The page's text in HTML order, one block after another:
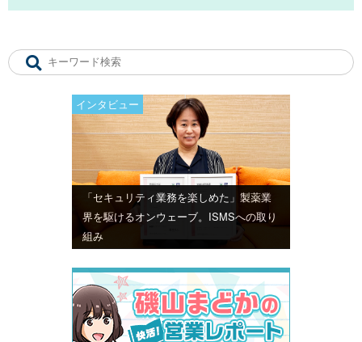
インタビュー
「セキュリティ業務を楽しめた」製薬業
界を駆けるオンウェーブ。ISMSへの取り
組み